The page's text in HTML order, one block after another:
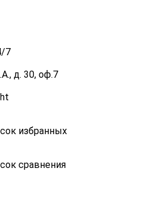
7
д. 30, оф.7
избранных
сравнения